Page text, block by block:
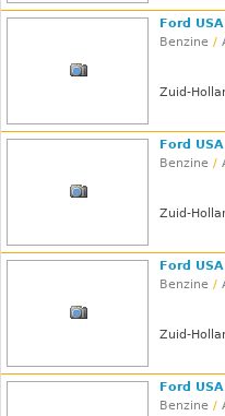
Ford USA
Benzine /
Zuid-
Ford USA
Benzine /
Zuid-
Ford USA
Benzine /
Zuid-
Ford USA
Benzine /